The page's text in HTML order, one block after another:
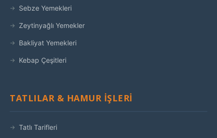
Sebze Yemekleri
Zeytinyağlı Yemekler
Bakliyat Yemekleri
Kebap Çeşitleri
TATLILAR & HAMUR İŞLERI
Tatlı Tarifleri